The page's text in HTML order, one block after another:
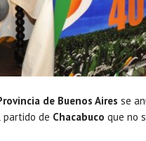
de Buenos Aires se
partido de Chacabuco que no